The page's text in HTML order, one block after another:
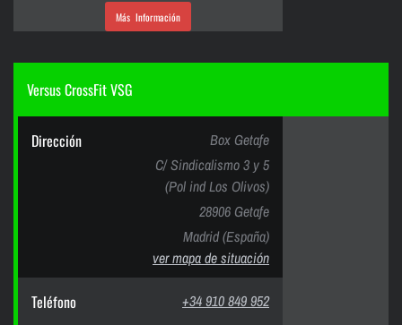
Más Información
Versus CrossFit VSG
Dirección
Box Getafe
C/ Sindicalismo 3 y 5
(Pol ind Los Olivos)
28906 Getafe
Madrid (España)
ver mapa de situación
Teléfono +34 910 849 952